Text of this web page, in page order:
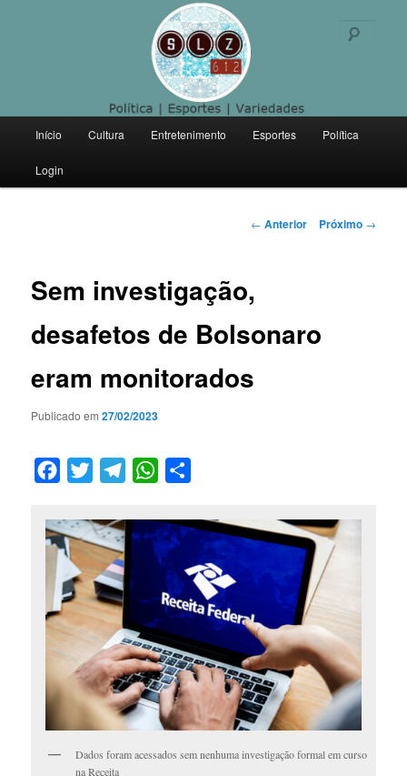
Politica | Esportes | Variedades
principal
Pular
para
principal
Início Cultura Entretenimento Esportes Política
Login
Navegação
← Anterior Próximo →
Sem investigação,
desafetos de Bolsonaro
eram monitorados
Publicado em27/02/2023
Facebook
Twitter TelegramWhatsApp
Dados foram acessados sem nenhuma investigação formal em curso
na Receita